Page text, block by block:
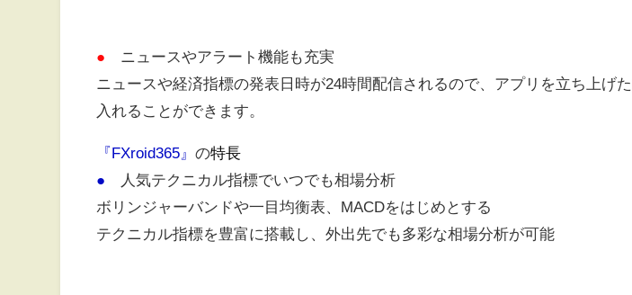
● ニュースやアラート機能も充実
ニュースや経済指標の発表日時が24時間配信されるので、アプリを立ち上げ
入れることができます。
『FXroid365』の特長
● 人気テクニカル指標でいつでも相場分析
ボリンジャーバンドや一目均衡表、MACDをはじめとする
テクニカル指標を豊富に搭載し、外出先でも多彩な相場分析が可能